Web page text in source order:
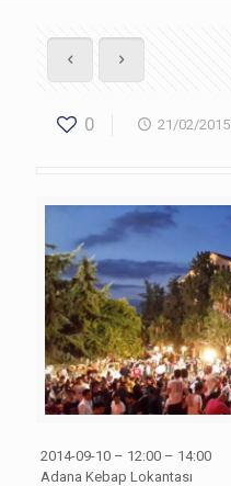
0 21/02/2015
2014-09-10 – 12:00 – 14:00
Adana Kebap Lokantası